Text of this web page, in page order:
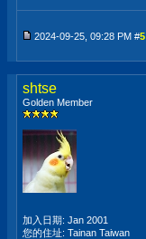
2024-09-25, 09:28 PM #5
shtse
Golden Member
加入日期: Jan 2001
您的住址: Tainan Taiwan